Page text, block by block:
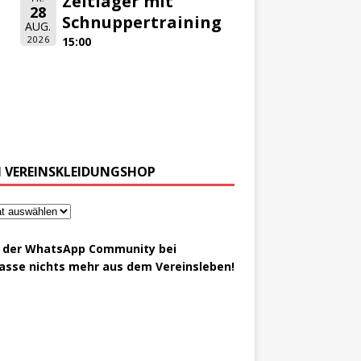
28
AUG.
2026
Schnuppertraining
15:00
WhatsApp Community bei
nichts mehr aus dem Vereinsleben!